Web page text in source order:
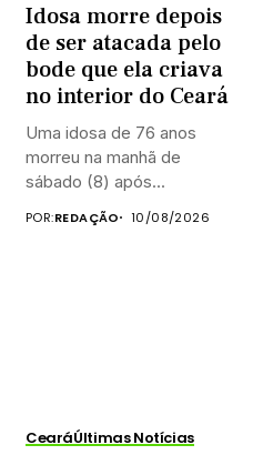
Idosa morre depois
de ser atacada pelo
bode que ela criava
no interior do Ceará
Uma idosa de 76 anos
morreu na manhã de
sábado (8) após...
POR:REDAÇÃO 10/08/2026
CearáÚltimas Notícias